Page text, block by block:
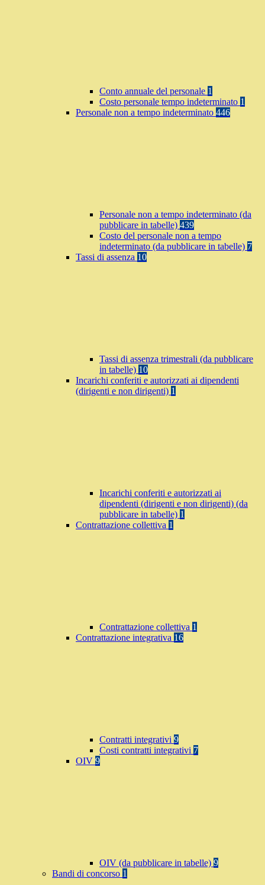
Conto annuale del personale 1
Costo personale tempo indeterminato 1
Personale non a tempo indeterminato 446
Personale non a tempo indeterminato (da
pubblicare in tabelle) 439
Costo del personale non a tempo
indeterminato (da pubblicare in tabelle) 7
Tassi di assenza 10
Tassi di assenza trimestrali (da pubblicare
in tabelle) 10
Incarichi conferiti e autorizzati ai dipendenti
(dirigenti e non dirigenti) 1
Incarichi conferiti e autorizzati ai
dipendenti (dirigenti e non dirigenti) (da
pubblicare in tabelle) 1
Contrattazione collettiva 1
Contrattazione collettiva 1
Contrattazione integrativa 16
Contratti integrativi 9
Costi contratti integrativi 7
OIV 9
OIV (da pubblicare in tabelle) 9
Bandi di concorso 1